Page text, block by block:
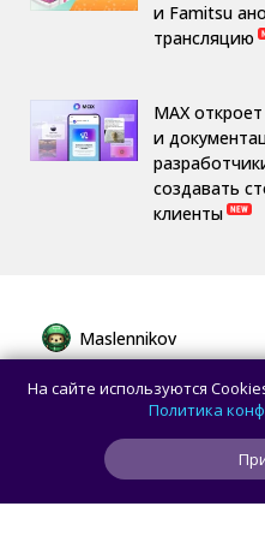
и Famitsu
трансляцию
MAX
и
создавать
клиенты
Maslennikov
Сборная России
медалей из 8 на
олимпиаде по ИИ
На сайте используются
Политика